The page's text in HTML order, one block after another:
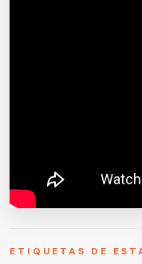
ETIQUETAS DE